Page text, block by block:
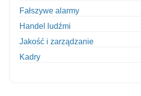
Fałszywe alarmy
Handel ludźmi
Jakość i zarządzanie
Kadry